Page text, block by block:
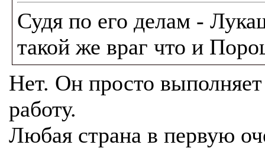
Судя по его делам -
такой же враг что и
Нет. Он просто
работу.
Любая страна в первую